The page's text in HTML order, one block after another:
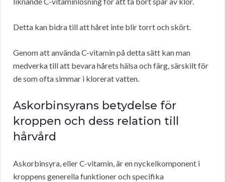
Detta kan bidra till att håret inte blir torrt och skört.
Genom att använda C-vitamin på detta sätt kan man
medverka till att bevara hårets hälsa och färg, särskilt för
de som ofta simmar i klorerat vatten.
Askorbinsyrans betydelse för
kroppen och dess relation till
hårvård
Askorbinsyra, eller C-vitamin, är en nyckelkomponent i
kroppens generella funktioner och specifika